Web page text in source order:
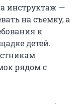
инструктаж —
на съемку, а
к
детей.
рядом с